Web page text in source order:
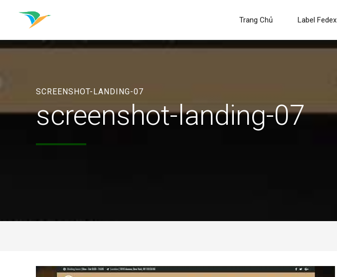
Trang Chủ Label Fedex
SCREENSHOT-LANDING-07
screenshot-landing-07